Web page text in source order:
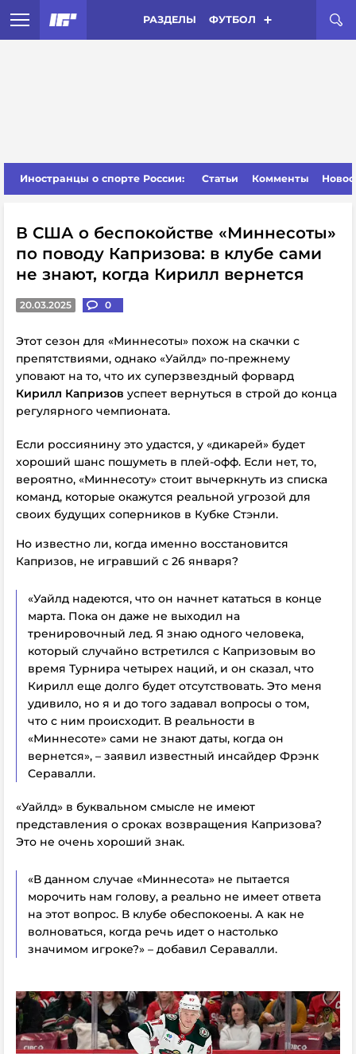
РАЗДЕЛЫ ФУТБОЛ
Иностранцы о спорте России: Статьи Комменты
В США о беспокойстве «Миннесоты»
по поводу Капризова: в клубе сами
не знают, когда Кирилл вернется
20.03.2025 0
Этот сезон для «Миннесоты» похож на скачки с
препятствиями, однако «Уайлд» по-прежнему
уповают на то, что их суперзвездный форвард
Кирилл Капризов успеет вернуться в строй до конца
регулярного чемпионата.
Если россиянину это удастся, у «дикарей» будет
хороший шанс пошуметь в плей-офф. Если нет, то,
вероятно, «Миннесоту» стоит вычеркнуть из списка
команд, которые окажутся реальной угрозой для
своих будущих соперников в Кубке Стэнли.
Но известно ли, когда именно восстановится
Капризов, не игравший с 26 января?
«Уайлд надеются, что он начнет кататься в конце
марта. Пока он даже не выходил на
тренировочный лед. Я знаю одного человека,
который случайно встретился с Капризовым во
время Турнира четырех наций, и он сказал, что
Кирилл еще долго будет отсутствовать. Это меня
удивило, но я и до того задавал вопросы о том,
что с ним происходит. В реальности в
«Миннесоте» сами не знают даты, когда он
вернется», – заявил известный инсайдер Фрэнк
Серавалли.
«Уайлд» в буквальном смысле не имеют
представления о сроках возвращения Капризова?
Это не очень хороший знак.
«В данном случае «Миннесота» не пытается
морочить нам голову, а реально не имеет ответа
на этот вопрос. В клубе обеспокоены. А как не
волноваться, когда речь идет о настолько
значимом игроке?» – добавил Серавалли.